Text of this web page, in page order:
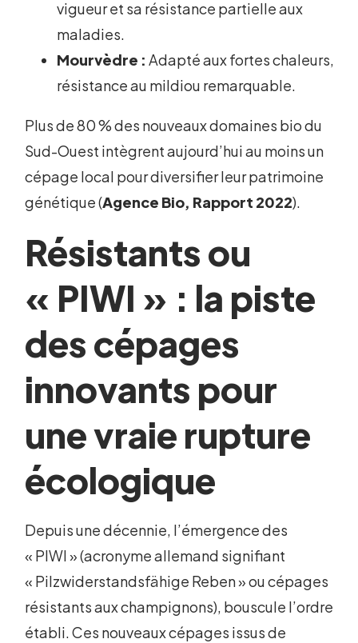
vigueur et sa résistance partielle aux
maladies.
Mourvèdre : Adapté aux fortes chaleurs,
résistance au mildiou remarquable.
Plus de 80 % des nouveaux domaines bio du
Sud-Ouest intègrent aujourd’hui au moins un
cépage local pour diversifier leur patrimoine
génétique (Agence Bio, Rapport 2022).
Résistants ou
« PIWI » : la piste
des cépages
innovants pour
une vraie rupture
écologique
Depuis une décennie, l’émergence des
« PIWI » (acronyme allemand signifiant
« Pilzwiderstandsfähige Reben » ou cépages
résistants aux champignons), bouscule l’ordre
établi. Ces nouveaux cépages issus de